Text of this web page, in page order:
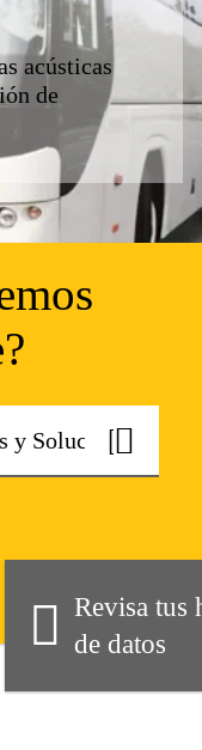
acústicas
de
Revisa tus
de datos